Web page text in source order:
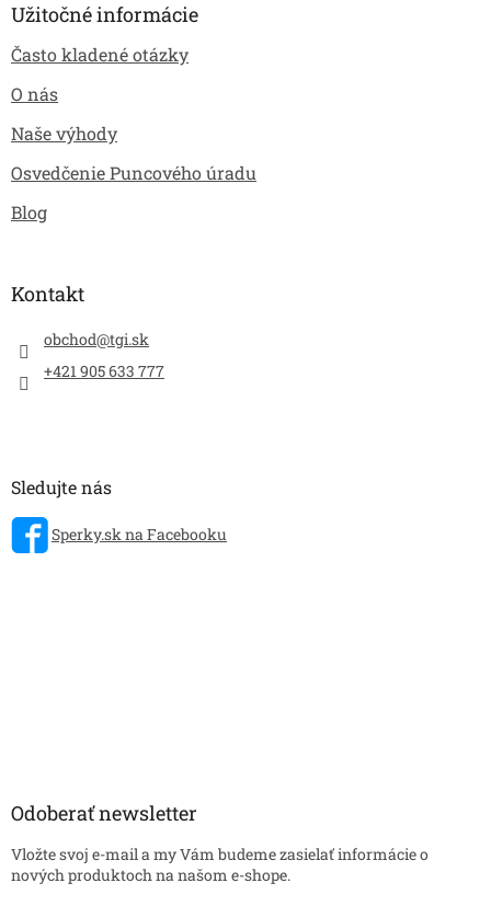
Užitočné informácie
Často kladené otázky
O nás
Naše výhody
Osvedčenie Puncového úradu
Blog
Kontakt
obchod@tgi.sk
+421 905 633 777
Sledujte nás
Sperky.sk na Facebooku
Odoberať newsletter
Vložte svoj e-mail a my Vám budeme zasielať informácie o
nových produktoch na našom e-shope.